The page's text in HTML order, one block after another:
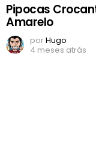
Pipocas
Amarelo
porHugo
4 meses atrás